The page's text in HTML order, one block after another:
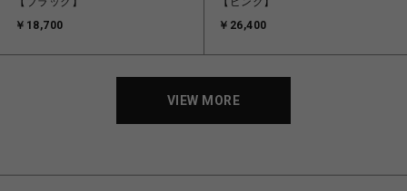
￥18,700
￥26,400
VIEW MORE